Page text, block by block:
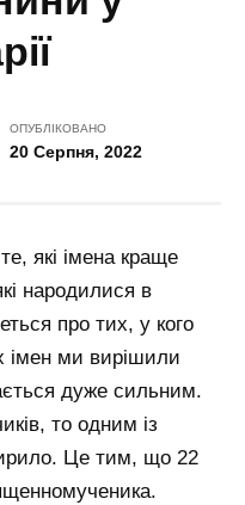
ОПУБЛІКОВАНО
20 Серпня, 2022
які імена краще
народилися в
про тих, у кого
імен ми вирішили
дуже сильним.
то одним із
Це тим, що 22